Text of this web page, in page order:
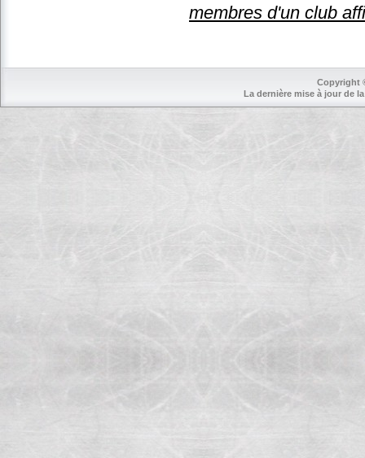
membres d'un club
Copyright
La dernière mise à jour de